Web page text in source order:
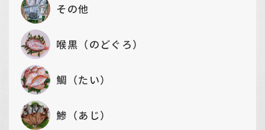
その他
喉黒（のどぐろ）
鯛（たい）
鯵（あじ）